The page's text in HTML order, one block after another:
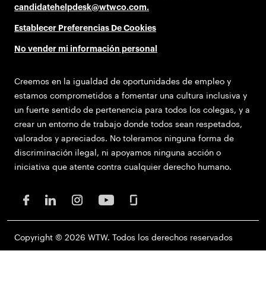
candidatehelpdesk@wtwco.com.
Establecer Preferencias De Cookies
No vender mi información personal
Creemos en la igualdad de oportunidades de empleo y
estamos comprometidos a fomentar una cultura inclusiva y
un fuerte sentido de pertenencia para todos los colegas, y a
crear un entorno de trabajo donde todos sean respetados,
valorados y apreciados. No toleramos ninguna forma de
discriminación ilegal, ni apoyamos ninguna acción o
iniciativa que atente contra cualquier derecho humano.
Copyright © 2026 WTW. Todos los derechos reservados